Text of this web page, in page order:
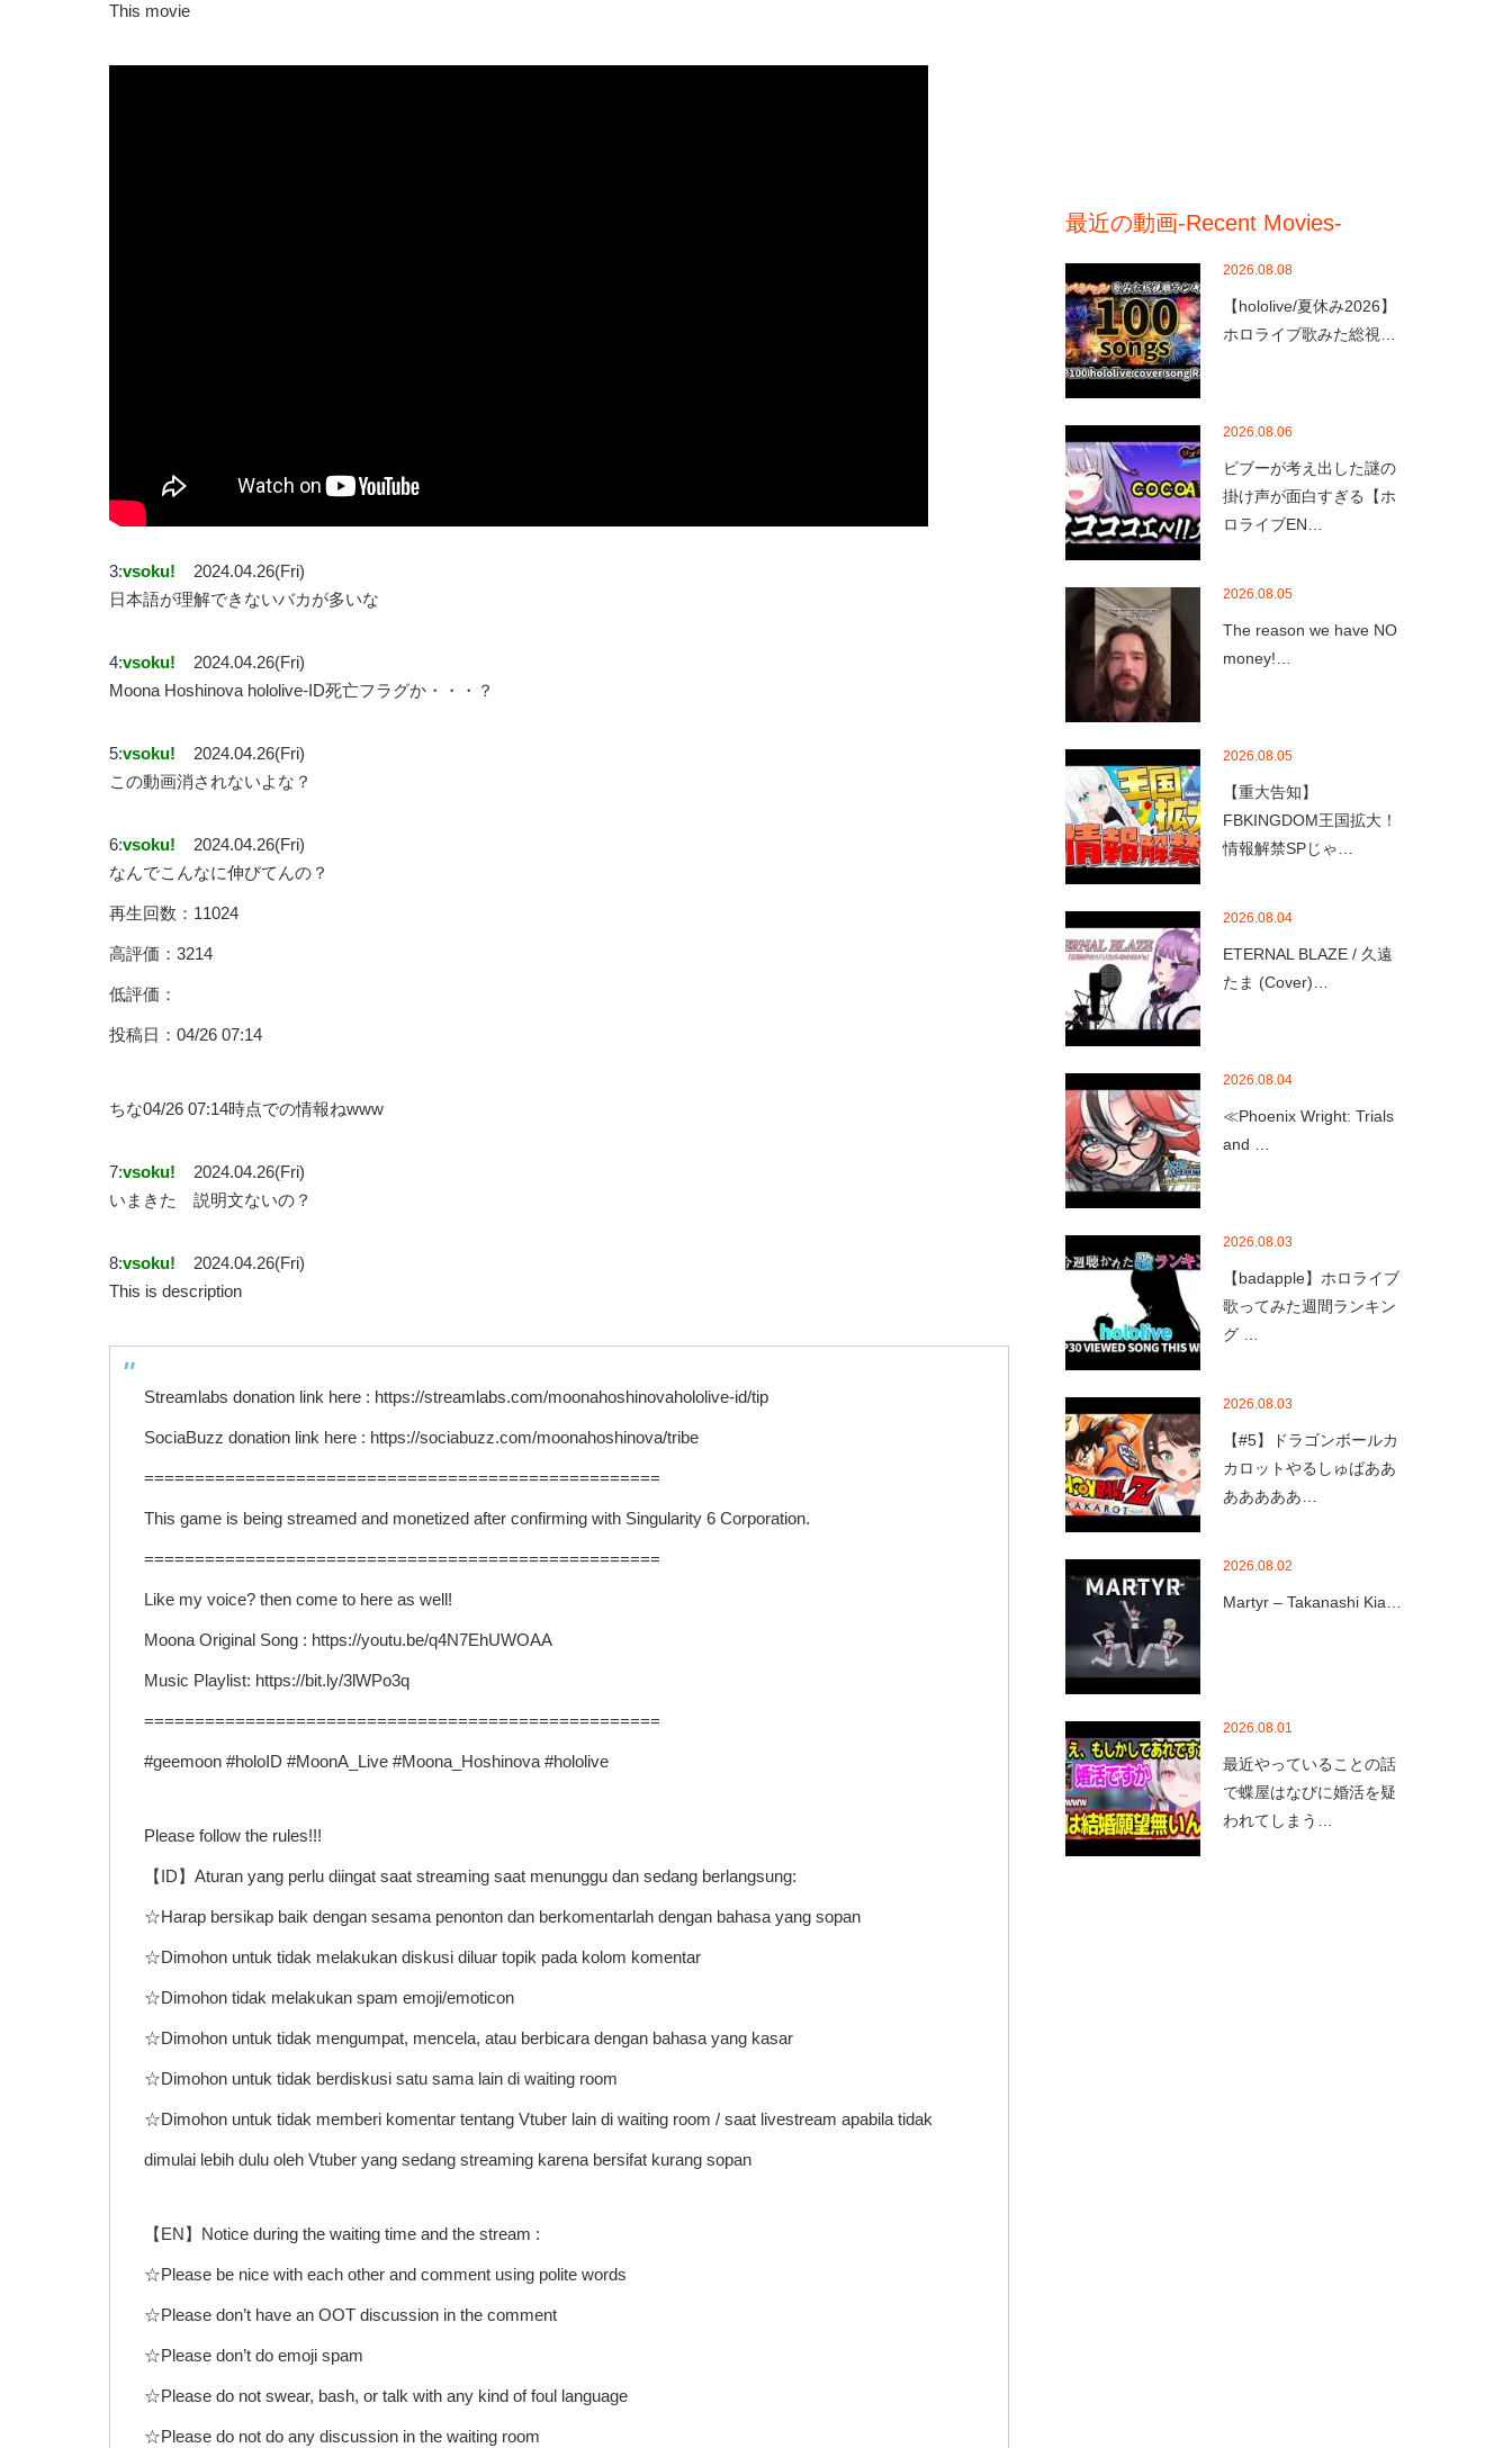
This movie
3:vsoku!
2024.04.26(Fri)
日本語が理解できないバカが多いな
4:vsoku!
2024.04.26(Fri)
Moona Hoshinova hololive-ID死亡フラグか・・・？
5:vsoku!
2024.04.26(Fri)
この動画消されないよな？
6:vsoku!
2024.04.26(Fri)
なんでこんなに伸びてんの？
再生回数：11024
高評価：3214
低評価：
投稿日：04/26 07:14
ちな04/26 07:14時点での情報ねwww
7:vsoku!
2024.04.26(Fri)
いまきた 説明文ないの？
8:vsoku!
2024.04.26(Fri)
This is description
Streamlabs donation link here : https://streamlabs.com/moonahoshinovahololive-id/tip
SociaBuzz donation link here : https://sociabuzz.com/moonahoshinova/tribe
===================================================
This game is being streamed and monetized after confirming with Singularity 6 Corporation.
===================================================
Like my voice? then come to here as well!
Moona Original Song : https://youtu.be/q4N7EhUWOAA
Music Playlist: https://bit.ly/3lWPo3q
===================================================
#geemoon #holoID #MoonA_Live #Moona_Hoshinova #hololive
Please follow the rules!!!
【ID】Aturan yang perlu diingat saat streaming saat menunggu dan sedang berlangsung:
☆Harap bersikap baik dengan sesama penonton dan berkomentarlah dengan bahasa yang sopan
☆Dimohon untuk tidak melakukan diskusi diluar topik pada kolom komentar
☆Dimohon tidak melakukan spam emoji/emoticon
☆Dimohon untuk tidak mengumpat, mencela, atau berbicara dengan bahasa yang kasar
☆Dimohon untuk tidak berdiskusi satu sama lain di waiting room
☆Dimohon untuk tidak memberi komentar tentang Vtuber lain di waiting room / saat livestream apabila tidak
dimulai lebih dulu oleh Vtuber yang sedang streaming karena bersifat kurang sopan
【EN】Notice during the waiting time and the stream :
☆Please be nice with each other and comment using polite words
☆Please don’t have an OOT discussion in the comment
☆Please don’t do emoji spam
☆Please do not swear, bash, or talk with any kind of foul language
☆Please do not do any discussion in the waiting room
最近の動画-Recent Movies-
2026.08.08
【hololive/夏休み2026】
ホロライブ歌みた総視…
2026.08.06
ビブーが考え出した謎の
掛け声が面白すぎる【ホ
ロライブEN…
2026.08.05
The reason we have NO
money!…
2026.08.05
【重大告知】
FBKINGDOM王国拡大！
情報解禁SPじゃ…
2026.08.04
ETERNAL BLAZE / 久遠
たま (Cover)…
2026.08.04
≪Phoenix Wright: Trials
and …
2026.08.03
【badapple】ホロライブ
歌ってみた週間ランキン
グ …
2026.08.03
【#5】ドラゴンボールカ
カロットやるしゅばああ
あああああ…
2026.08.02
Martyr – Takanashi Kia…
2026.08.01
最近やっていることの話
で蝶屋はなびに婚活を疑
われてしまう…